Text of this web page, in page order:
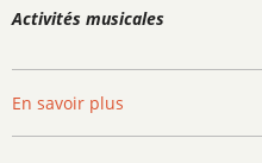
Activités musicales
En savoir plus